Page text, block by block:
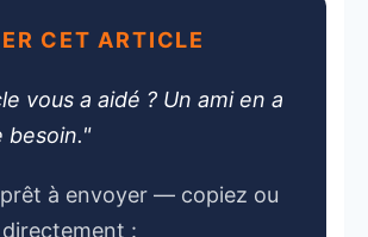
CET ARTICLE
vous a aidé ? Un ami en a
à envoyer — copiez ou
: